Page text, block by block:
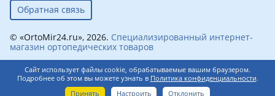
Обратная связь
© «OrtoMir24.ru», 2026. Специализированный интернет-
магазин ортопедических товаров
Сайт использует файлы cookie, обрабатываемые вашим браузером.
Подробнее об этом вы можете узнать в Политика конфиденциальности.
Принять
Настроить Отклонить
0